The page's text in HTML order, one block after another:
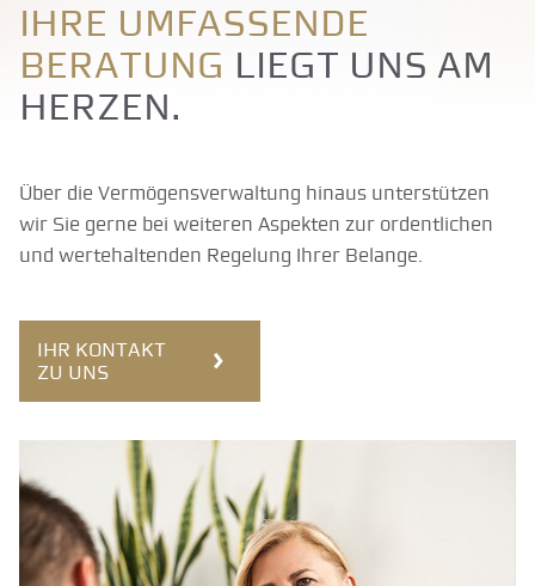
Ihre umfassende
Beratung liegt uns am
Herzen.
Über die Vermögensverwaltung hinaus unterstützen
wir Sie gerne bei weiteren Aspekten zur ordentlichen
und wertehaltenden Regelung Ihrer Belange.
IHR KONTAKT
ZU UNS